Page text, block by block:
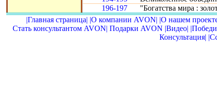
196-197
"Богатства мира :
|Главная страница| |О компании AVON| |О нашем
Стать консультантом AVON| Подарки AVON |Видео|
Консультация|